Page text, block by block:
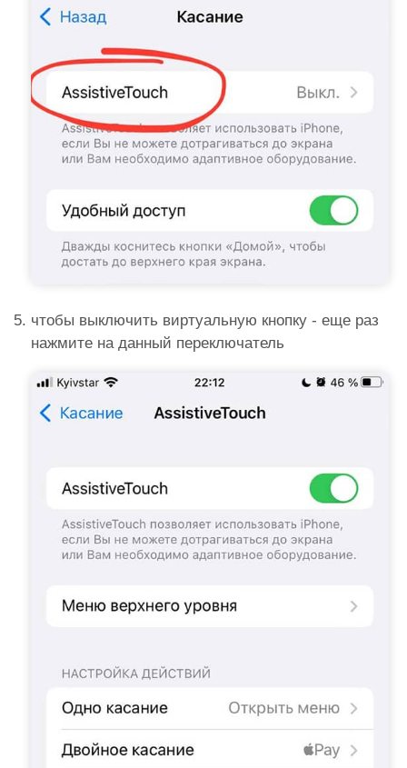
чтобы выключить виртуальную кнопку - еще раз
нажмите на данный переключатель